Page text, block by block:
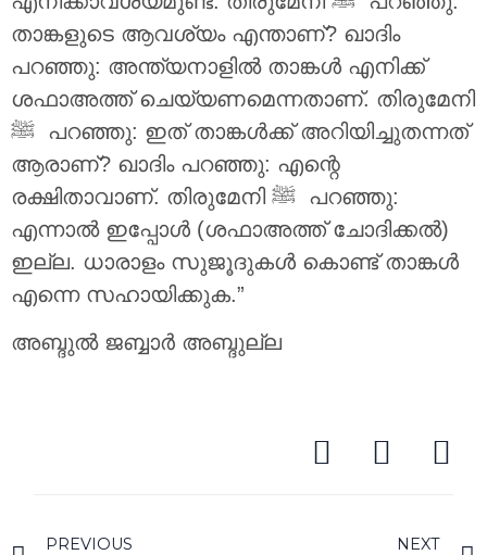
താങ്കളുടെ ആവശ്യം എന്താണ്? ഖാദിം
പറഞ്ഞു: അന്ത്യനാളിൽ താങ്കൾ എനിക്ക്
ശഫാഅത്ത് ചെയ്യണമെന്നതാണ്. തിരുമേനി
ആരാണ്? ഖാദിം പറഞ്ഞു: എന്റെ
രക്ഷിതാവാണ്. തിരുമേനി ‎ﷺ പറഞ്ഞു:
എന്നാൽ ഇപ്പോൾ (ശഫാഅത്ത് ചോദിക്കൽ)
ഇല്ല. ധാരാളം സുജൂദുകൾ കൊണ്ട് താങ്കൾ
എന്നെ സഹായിക്കുക.”
അബ്ദുൽ ജബ്ബാർ അബ്ദുല്ല
PREVIOUS
NEXT